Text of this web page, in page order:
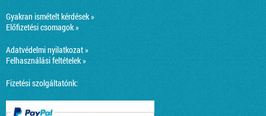
Gyakran ismételt kérdések »
Előfizetési csomagok »
Adatvédelmi nyilatkozat »
Felhasználási feltételek »
Fizetési szolgáltatónk: